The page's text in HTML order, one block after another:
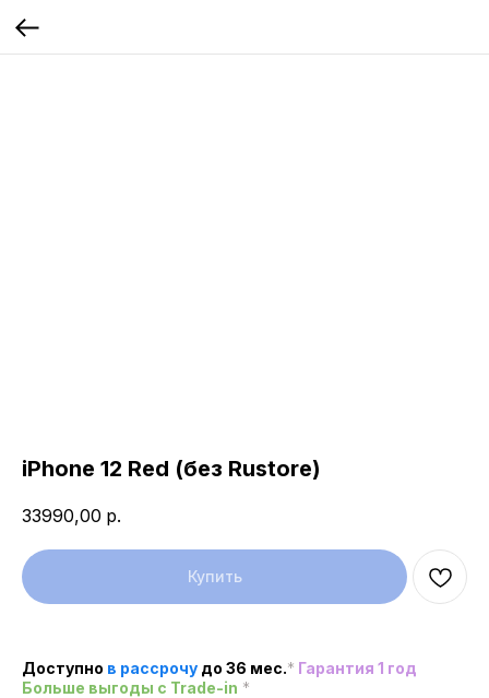
iPhone 12 Red (без Rustore)
33990,00 р.
Купить
Доступно в рассрочу до 36 мес.* Гарантия 1 год
Больше выгоды c Trade-in *